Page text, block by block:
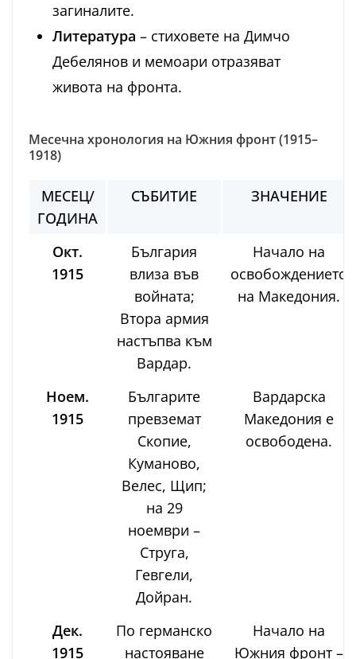
загиналите.
Литература – стиховете на Димчо
Дебелянов и мемоари отразяват
живота на фронта.
Месечна хронология на Южния фронт (1915–
1918)
МЕСЕЦ/
ГОДИНА
СЪБИТИЕ ЗНАЧЕНИЕ
Окт.
1915
България
влиза във
войната;
Втора армия
настъпва към
Вардар.
Начало на
освобождението
на Македония.
Ноем.
1915
Българите
превземат
Скопие,
Куманово,
Велес, Щип;
на 29
ноември –
Струга,
Гевгели,
Дойран.
Вардарска
Македония е
освободена.
Дек.
1915
По германско
настояване
Начало на
Южния фронт –